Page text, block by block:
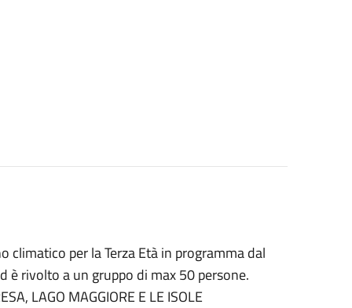
climatico per la Terza Età in programma dal
è rivolto a un gruppo di max 50 persone.
LAGO MAGGIORE E LE ISOLE